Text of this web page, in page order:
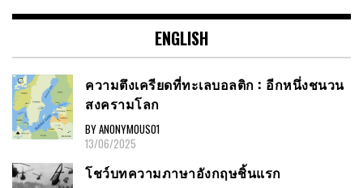
ENGLISH
ความตึงเครียดที่ทะเลบอลติก : อีกหนึ่งชนวน
สงครามโลก
BY ANONYMOUS01
13/06/2025
โชว์บทความภาษาอังกฤษชิ้นแรก